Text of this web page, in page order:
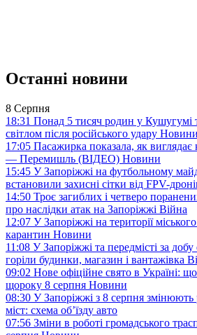
Останні новини
8 Серпня
18:31 Понад 5 тисяч родин у Кушугумі
світлом після російського удару Новини
17:05 Пасажирка показала, як
— Перемишль (ВІДЕО) Новини
15:45 У Запоріжжі на футбольному
встановили захисні сітки від FPV-
14:50 Троє загиблих і четверо
про наслідки атак на Запоріжжі Війна
12:07 У Запоріжжі на території
карантин Новини
11:08 У Запоріжжі та передмісті за
горіли будинки, магазин і вантажівка
09:02 Нове офіційне свято в Україні:
щороку 8 серпня Новини
08:30 У Запоріжжі з 8 серпня змінюють
міст: схема об’їзду авто
07:56 Зміни в роботі громадського